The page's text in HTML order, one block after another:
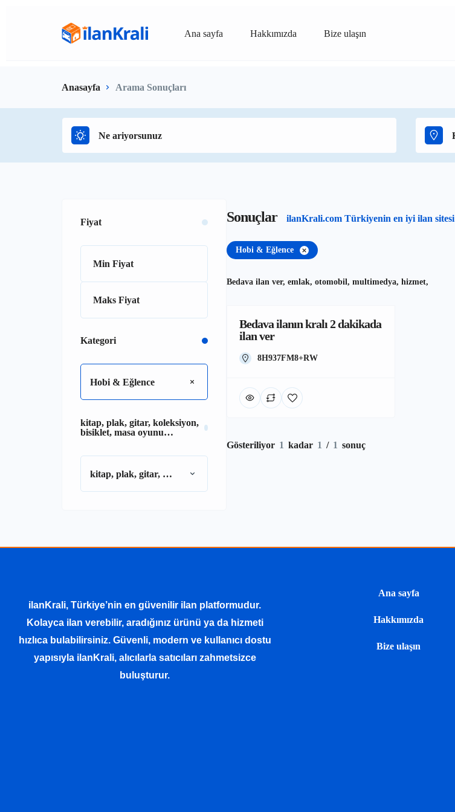
Ana sayfa Hakkımızda Bize ulaşın
Anasayfa Arama Sonuçları
Fiyat
Kategori
Hobi & Eğlence
kitap, plak, gitar, koleksiyon,
bisiklet, masa oyunu…
kitap, plak, gitar, koleksiyon, bisiklet, masa oyunu…
Sonuçlar ilanKrali.com Türkiyenin en iyi ilan sitesi
Hobi & Eğlence
Bedava ilan ver, emlak, otomobil, multimedya, hizmet,
Bedava ilanın kralı 2 dakikada
ilan ver
8H937FM8+RW
Gösteriliyor 1 kadar 1 / 1 sonuç
ilanKrali, Türkiye’nin en güvenilir ilan platformudur.
Kolayca ilan verebilir, aradığınız ürünü ya da hizmeti
hızlıca bulabilirsiniz. Güvenli, modern ve kullanıcı dostu
yapısıyla ilanKrali, alıcılarla satıcıları zahmetsizce
buluşturur.
Ana sayfa
Hakkımızda
Bize ulaşın